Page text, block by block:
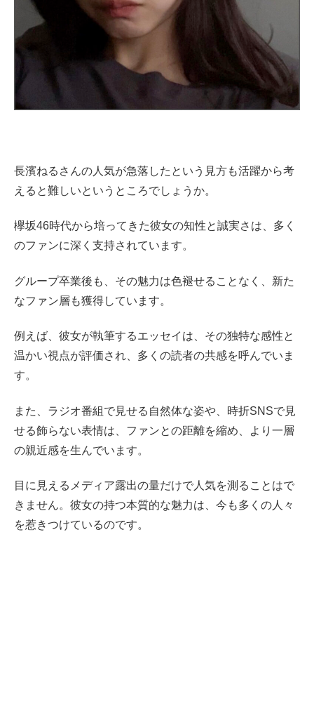
長濱ねるさんの人気が急落したという見方も活躍から考
えると難しいというところでしょうか。
欅坂46時代から培ってきた彼女の知性と誠実さは、多く
のファンに深く支持されています。
グループ卒業後も、その魅力は色褪せることなく、新た
なファン層も獲得しています。
例えば、彼女が執筆するエッセイは、その独特な感性と
温かい視点が評価され、多くの読者の共感を呼んでいま
す。
また、ラジオ番組で見せる自然体な姿や、時折SNSで見
せる飾らない表情は、ファンとの距離を縮め、より一層
の親近感を生んでいます。
目に見えるメディア露出の量だけで人気を測ることはで
きません。彼女の持つ本質的な魅力は、今も多くの人々
を惹きつけているのです。